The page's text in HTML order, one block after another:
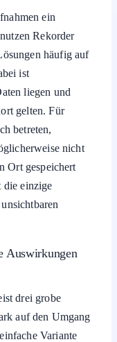
Rekorder
häufig auf
ist
liegen und
gelten. Für
betreten,
nicht
Ort gespeichert
einzige
auf den Umgang
Variante